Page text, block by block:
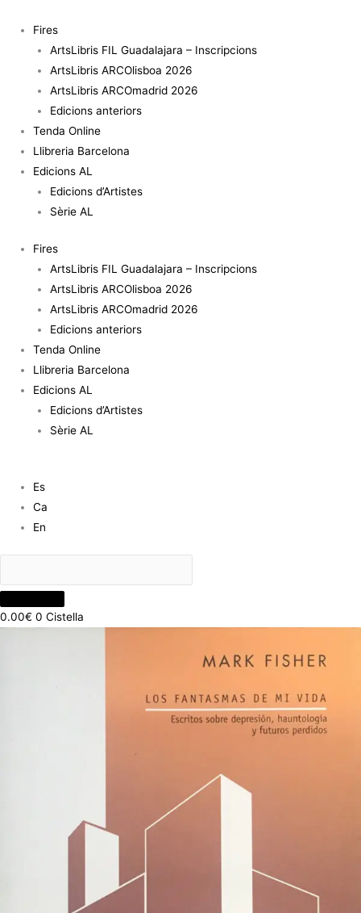
contingut
Fires
ArtsLibris FIL Guadalajara – Inscripcions
ArtsLibris ARCOlisboa 2026
ArtsLibris ARCOmadrid 2026
Edicions anteriors
Tenda Online
Llibreria Barcelona
Edicions AL
Edicions d’Artistes
Sèrie AL
Fires
ArtsLibris FIL Guadalajara – Inscripcions
ArtsLibris ARCOlisboa 2026
ArtsLibris ARCOmadrid 2026
Edicions anteriors
Tenda Online
Llibreria Barcelona
Edicions AL
Edicions d’Artistes
Sèrie AL
Es
Ca
En
0.00€ 0 Cistella